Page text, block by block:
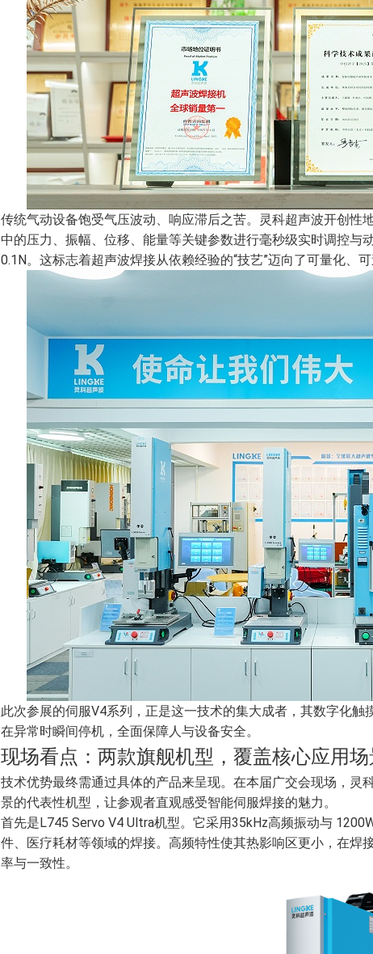
传统气动设备饱受气压波动、响应滞后之苦。灵科超声波开创性
中的压力、振幅、位移、能量等关键参数进行毫秒级实时调控
0.1N。这标志着超声波焊接从依赖经验的“技艺”迈向了可量化、可
此次参展的伺服V4系列，正是这一技术的集大成者，其数字化
在异常时瞬间停机，全面保障人与设备安全。
现场看点：两款旗舰机型，覆盖核心应用场
技术优势最终需通过具体的产品来呈现。在本届广交会现场，灵
景的代表性机型，让参观者直观感受智能伺服焊接的魅力。
首先是L745 Servo V4 Ultra机型。它采用35kHz高频振动与
件、医疗耗材等领域的焊接。高频特性使其热影响区更小，在焊
率与一致性。